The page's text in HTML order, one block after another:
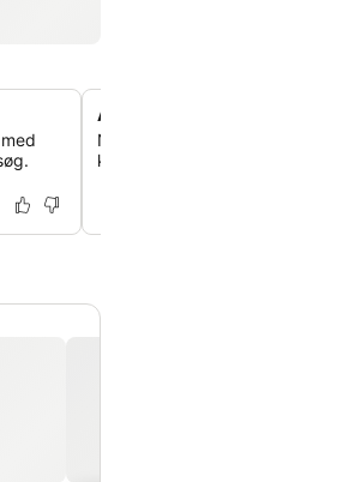
Autentisk nordfrisisk køkken
Nyd lækre retter tilberedt med
kvalitet, suppleret med fine